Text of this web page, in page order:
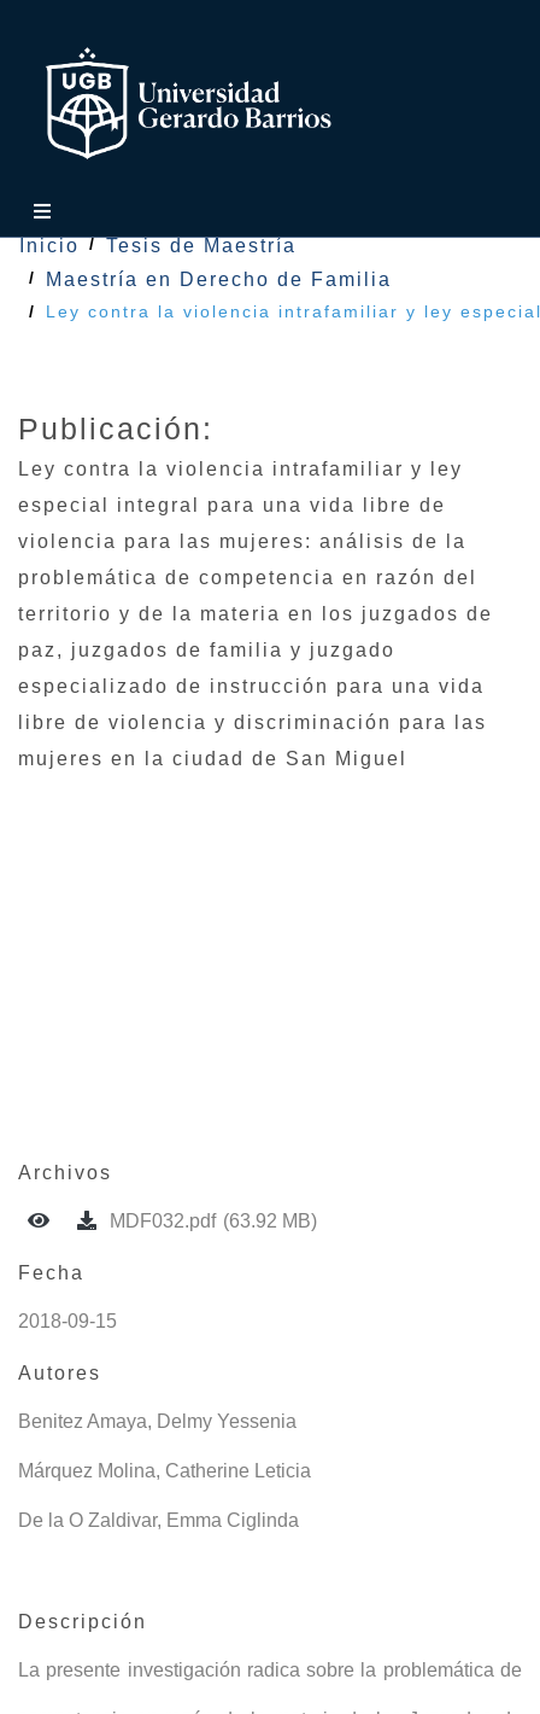
Inicio
Tesis de Maestría
Maestría en Derecho de Familia
Ley contra la violencia intrafamiliar y ley
Publicación:
Ley contra la violencia intrafamiliar y ley
especial integral para una vida libre de
violencia para las mujeres: análisis de la
problemática de competencia en razón del
territorio y de la materia en los juzgados de
paz, juzgados de familia y juzgado
especializado de instrucción para una vida
libre de violencia y discriminación para las
mujeres en la ciudad de San Miguel
Archivos
MDF032.pdf (63.92 MB)
Fecha
2018-09-15
Autores
Benitez Amaya, Delmy Yessenia
Márquez Molina, Catherine Leticia
De la O Zaldivar, Emma Ciglinda
Descripción
La presente investigación radica sobre la problemática de